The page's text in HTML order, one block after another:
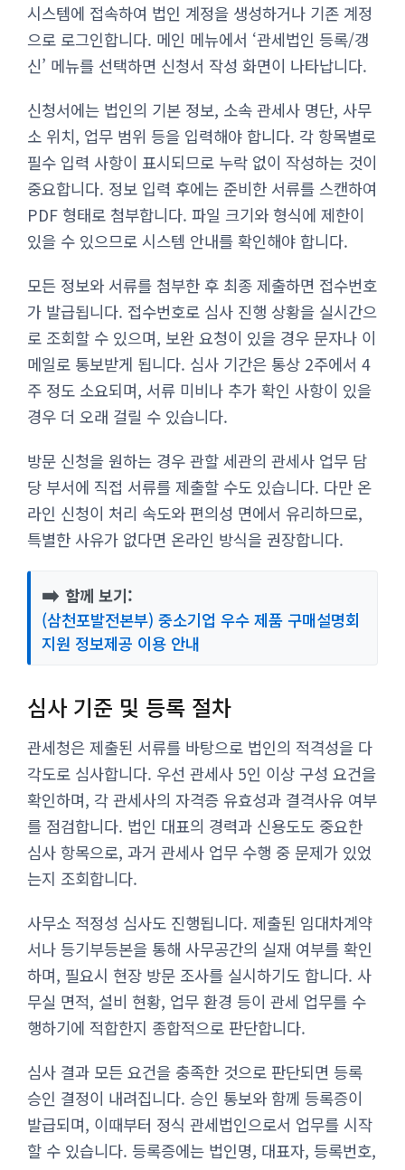
시스템에 접속하여 법인 계정을 생성하거나 기존 계정
으로 로그인합니다. 메인 메뉴에서 ‘관세법인 등록/갱
신’ 메뉴를 선택하면 신청서 작성 화면이 나타납니다.
신청서에는 법인의 기본 정보, 소속 관세사 명단, 사무
소 위치, 업무 범위 등을 입력해야 합니다. 각 항목별로
필수 입력 사항이 표시되므로 누락 없이 작성하는 것이
중요합니다. 정보 입력 후에는 준비한 서류를 스캔하여
PDF 형태로 첨부합니다. 파일 크기와 형식에 제한이
있을 수 있으므로 시스템 안내를 확인해야 합니다.
모든 정보와 서류를 첨부한 후 최종 제출하면 접수번호
가 발급됩니다. 접수번호로 심사 진행 상황을 실시간으
로 조회할 수 있으며, 보완 요청이 있을 경우 문자나 이
메일로 통보받게 됩니다. 심사 기간은 통상 2주에서 4
주 정도 소요되며, 서류 미비나 추가 확인 사항이 있을
경우 더 오래 걸릴 수 있습니다.
방문 신청을 원하는 경우 관할 세관의 관세사 업무 담
당 부서에 직접 서류를 제출할 수도 있습니다. 다만 온
라인 신청이 처리 속도와 편의성 면에서 유리하므로,
특별한 사유가 없다면 온라인 방식을 권장합니다.
➡️ 함께 보기:
(삼천포발전본부) 중소기업 우수 제품 구매설명회
지원 정보제공 이용 안내
심사 기준 및 등록 절차
관세청은 제출된 서류를 바탕으로 법인의 적격성을 다
각도로 심사합니다. 우선 관세사 5인 이상 구성 요건을
확인하며, 각 관세사의 자격증 유효성과 결격사유 여부
를 점검합니다. 법인 대표의 경력과 신용도도 중요한
심사 항목으로, 과거 관세사 업무 수행 중 문제가 있었
는지 조회합니다.
사무소 적정성 심사도 진행됩니다. 제출된 임대차계약
서나 등기부등본을 통해 사무공간의 실재 여부를 확인
하며, 필요시 현장 방문 조사를 실시하기도 합니다. 사
무실 면적, 설비 현황, 업무 환경 등이 관세 업무를 수
행하기에 적합한지 종합적으로 판단합니다.
심사 결과 모든 요건을 충족한 것으로 판단되면 등록
승인 결정이 내려집니다. 승인 통보와 함께 등록증이
발급되며, 이때부터 정식 관세법인으로서 업무를 시작
할 수 있습니다. 등록증에는 법인명, 대표자, 등록번호,